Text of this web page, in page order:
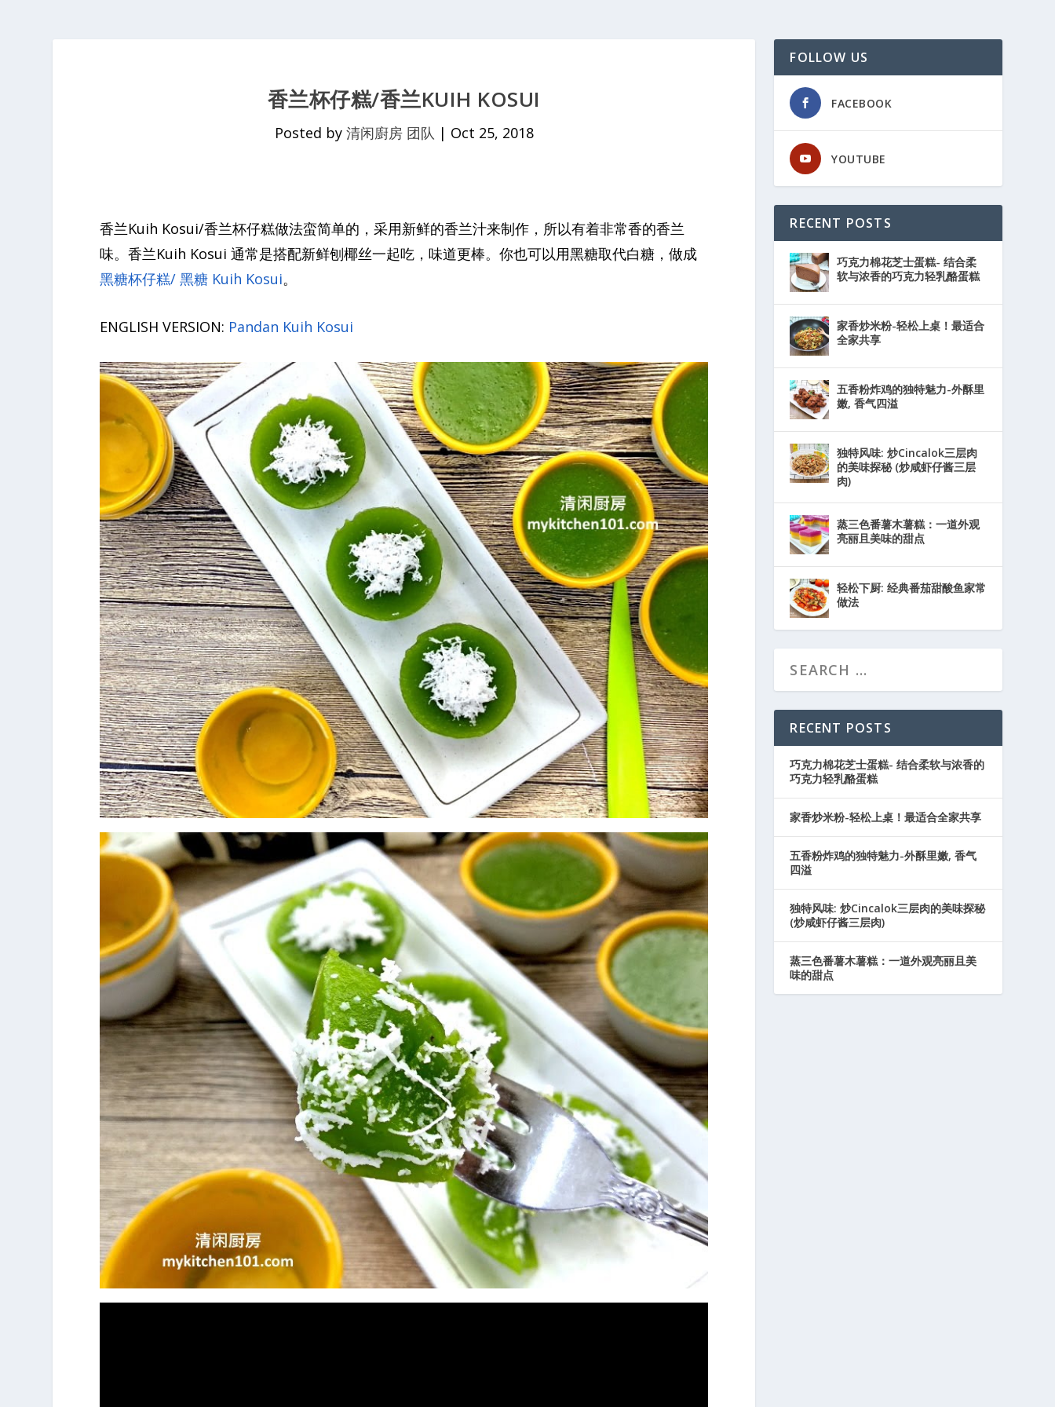
香兰杯仔糕/香兰KUIH KOSUI
Posted by 清闲廚房 团队 | Oct 25, 2018
香兰Kuih Kosui/香兰杯仔糕做法蛮简单的，采用新鲜的香兰汁来制作，所以有着非常香的香兰
味。香兰Kuih Kosui 通常是搭配新鲜刨椰丝一起吃，味道更棒。你也可以用黑糖取代白糖，做成
黑糖杯仔糕/ 黑糖 Kuih Kosui。
ENGLISH VERSION: Pandan Kuih Kosui
FOLLOW US
FACEBOOK
YOUTUBE
RECENT POSTS
巧克力棉花芝士蛋糕- 结合柔
软与浓香的巧克力轻乳酪蛋糕
家香炒米粉-轻松上桌！最适合
全家共享
五香粉炸鸡的独特魅力-外酥里
嫩, 香气四溢
独特风味: 炒Cincalok三层肉
的美味探秘 (炒咸虾仔酱三层
肉)
蒸三色番薯木薯糕：一道外观
亮丽且美味的甜点
轻松下厨: 经典番茄甜酸鱼家常
做法
RECENT POSTS
巧克力棉花芝士蛋糕- 结合柔软与浓香的
巧克力轻乳酪蛋糕
家香炒米粉-轻松上桌！最适合全家共享
五香粉炸鸡的独特魅力-外酥里嫩, 香气
四溢
独特风味: 炒Cincalok三层肉的美味探秘
(炒咸虾仔酱三层肉)
蒸三色番薯木薯糕：一道外观亮丽且美
味的甜点